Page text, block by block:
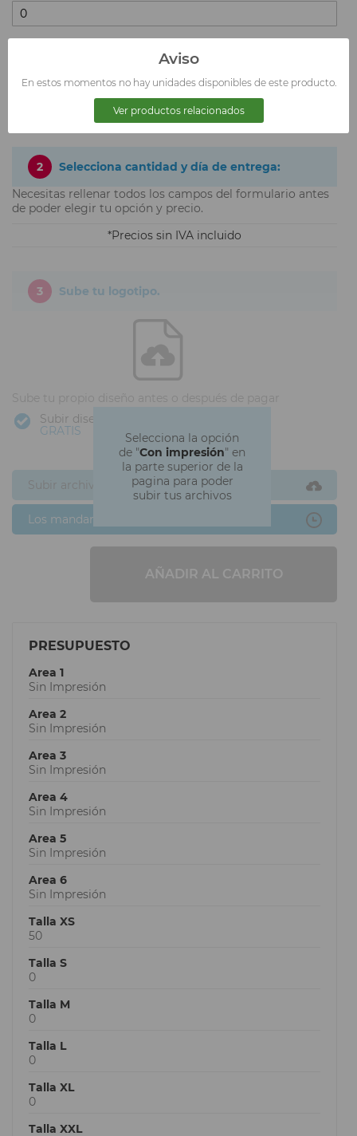
2
Selecciona cantidad y día de entrega:
Necesitas rellenar todos los campos del formulario antes
de poder elegir tu opción y precio.
Precios sin IVA incluido
Selecciona la opción
de "Con impresión" en
la parte superior de la
pagina para poder
subir tus archivos
3 Sube tu logotipo.
Sube tu propio diseño antes o después de pagar
Subir diseño
GRATIS
Subir archivos ahora
Los mandaré después
AÑADIR AL CARRITO
PRESUPUESTO
Area 1
Sin Impresión
Area 2
Sin Impresión
Area 3
Sin Impresión
Area 4
Sin Impresión
Area 5
Sin Impresión
Area 6
Sin Impresión
Talla XS
50
Talla S
0
Talla M
0
Talla L
0
Talla XL
0
Talla XXL
Aviso
En estos momentos no hay unidades disponibles de este producto.
Ver productos relacionados